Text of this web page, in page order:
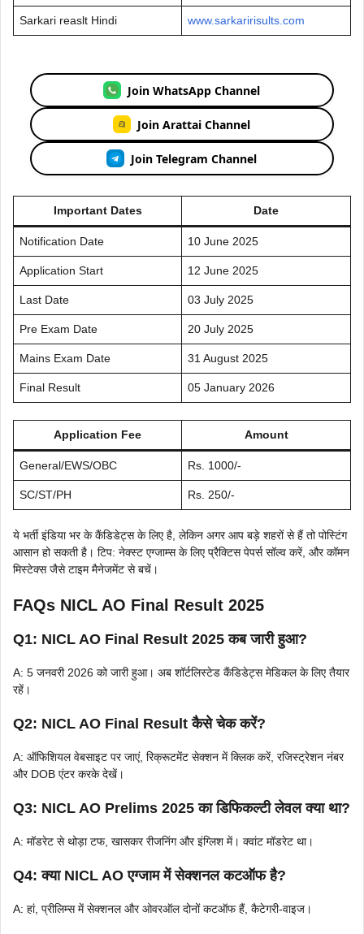
Sarkari reaslt Hindi www.sarkaririsults.com
Join WhatsApp Channel
Join Arattai Channel
Join Telegram Channel
Important Dates Date
Notification Date 10 June 2025
Application Start 12 June 2025
Last Date 03 July 2025
Pre Exam Date 20 July 2025
Mains Exam Date 31 August 2025
Final Result 05 January 2026
Application Fee Amount
General/EWS/OBC Rs. 1000/-
SC/ST/PH Rs. 250/-
ये भर्ती इंडिया भर के कैंडिडेट्स के लिए है, लेकिन अगर आप बड़े शहरों से हैं तो पोस्टिंग
आसान हो सकती है। टिप: नेक्स्ट एग्जाम्स के लिए प्रैक्टिस पेपर्स सॉल्व करें, और कॉमन
मिस्टेक्स जैसे टाइम मैनेजमेंट से बचें।
FAQs NICL AO Final Result 2025
Q1: NICL AO Final Result 2025 कब जारी हुआ?
A: 5 जनवरी 2026 को जारी हुआ। अब शॉर्टलिस्टेड कैंडिडेट्स मेडिकल के लिए तैयार
रहें।
Q2: NICL AO Final Result कैसे चेक करें?
A: ऑफिशियल वेबसाइट पर जाएं, रिक्रूटमेंट सेक्शन में क्लिक करें, रजिस्ट्रेशन नंबर
और DOB एंटर करके देखें।
Q3: NICL AO Prelims 2025 का डिफिकल्टी लेवल क्या था?
A: मॉडरेट से थोड़ा टफ, खासकर रीजनिंग और इंग्लिश में। क्वांट मॉडरेट था।
Q4: क्या NICL AO एग्जाम में सेक्शनल कटऑफ है?
A: हां, प्रीलिम्स में सेक्शनल और ओवरऑल दोनों कटऑफ हैं, कैटेगरी-वाइज।